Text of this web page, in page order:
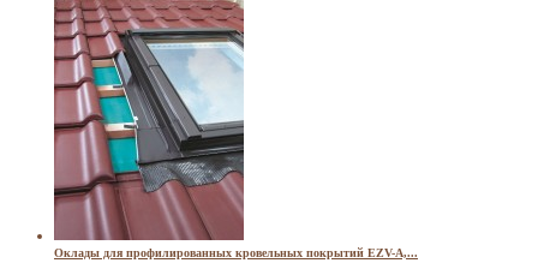
Оклады для профилированных кровельных покрытий EZV-A,...